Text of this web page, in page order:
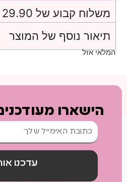
משלוח קבוע של 29.90 ₪
תיאור נוסף של המוצר
המלאי אזל
הישארו
עדכנו